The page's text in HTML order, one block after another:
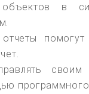
объектов в
отчеты
своим